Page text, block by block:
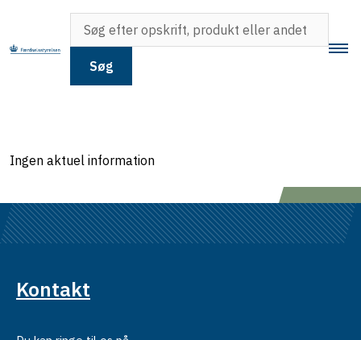
Søg
Ingen aktuel information
Kontakt